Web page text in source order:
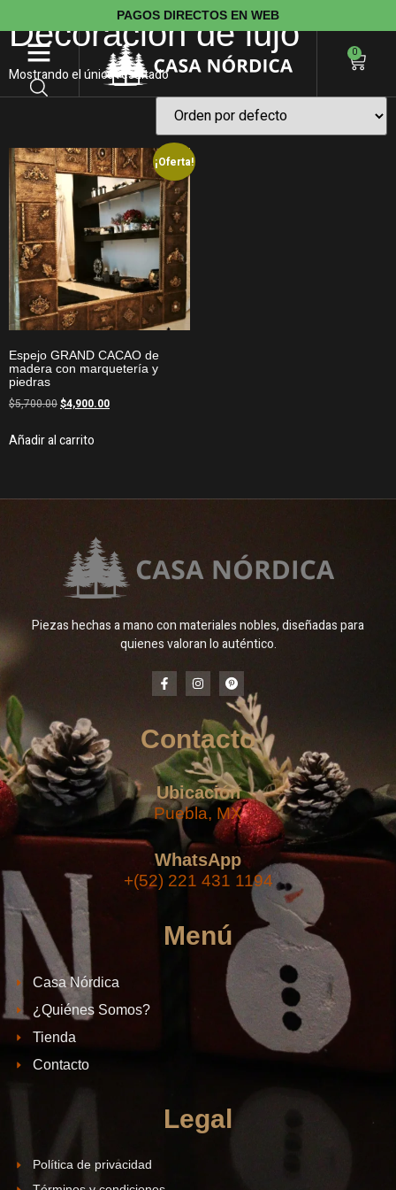
PAGOS DIRECTOS EN WEB
0
Decoración de lujo
Mostrando el único resultado
¡Oferta!
Espejo GRAND CACAO de
madera con marquetería y
piedras
$5,700.00$4,900.00
Añadir al carrito
Piezas hechas a mano con materiales nobles, diseñadas para
quienes valoran lo auténtico.
Contacto
Ubicación
Puebla, MX
WhatsApp
+(52) 221 431 1194
Menú
Casa Nórdica
¿Quiénes Somos?
Tienda
Contacto
Legal
Política de privacidad